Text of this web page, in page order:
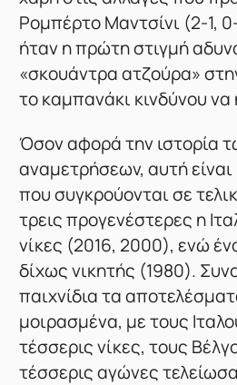
Ρομπέρτο Μαντσίνι (2-1,
ήταν η πρώτη στιγμή
«σκουάντρα ατζούρα»
το καμπανάκι κινδύνου να
Όσον αφορά την ιστορία
αναμετρήσεων, αυτή
που συγκρούονται σε
τρεις προγενέστερες η
νίκες (2016, 2000), ενώ
δίχως νικητής (1980).
παιχνίδια τα
μοιρασμένα, με τους
τέσσερις νίκες, τους
τέσσερις αγώνες